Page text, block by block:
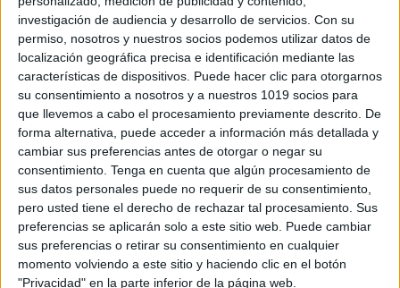
investigación de audiencia y desarrollo de servicios. Con su
permiso, nosotros y nuestros socios podemos utilizar datos de
localización geográfica precisa e identificación mediante las
características de dispositivos. Puede hacer clic para otorgarnos
su consentimiento a nosotros y a nuestros 1019 socios para
que llevemos a cabo el procesamiento previamente descrito. De
forma alternativa, puede acceder a información más detallada y
cambiar sus preferencias antes de otorgar o negar su
consentimiento. Tenga en cuenta que algún procesamiento de
sus datos personales puede no requerir de su consentimiento,
pero usted tiene el derecho de rechazar tal procesamiento. Sus
preferencias se aplicarán solo a este sitio web. Puede cambiar
sus preferencias o retirar su consentimiento en cualquier
momento volviendo a este sitio y haciendo clic en el botón
"Privacidad" en la parte inferior de la página web.
Se pegan los adornos en el árbol,
creando una representación visual de
la diversidad y el trabajo en equipo.
Opciones adaptadas:
Asegúrate de incluir materiales
fáciles de manejar para todos, como
gomets o piezas magnéticas.
Facilita herramientas para quienes
necesiten apoyos específicos.